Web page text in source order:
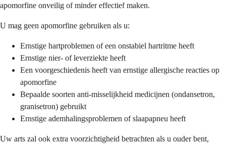
apomorfine onveilig of minder effectief maken.
U mag geen apomorfine gebruiken als u:
Ernstige hartproblemen of een onstabiel hartritme heeft
Ernstige nier- of leverziekte heeft
Een voorgeschiedenis heeft van ernstige allergische reacties op
apomorfine
Bepaalde soorten anti-misselijkheid medicijnen (ondansetron,
granisetron) gebruikt
Ernstige ademhalingsproblemen of slaapapneu heeft
Uw arts zal ook extra voorzichtigheid betrachten als u ouder bent,